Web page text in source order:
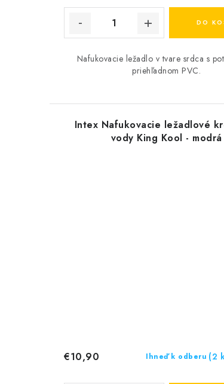
DO
Nafukovacie ležadlo v tvare srdca s
priehľadnom PVC.
Intex Nafukovacie ležadlové
vody King Kool - modrá
Ihneď k odberu (2
€10,90